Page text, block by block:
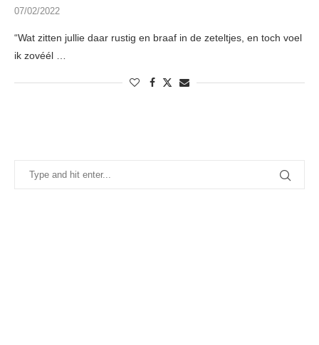
07/02/2022
“Wat zitten jullie daar rustig en braaf in de zeteltjes, en toch voel
ik zovéél …